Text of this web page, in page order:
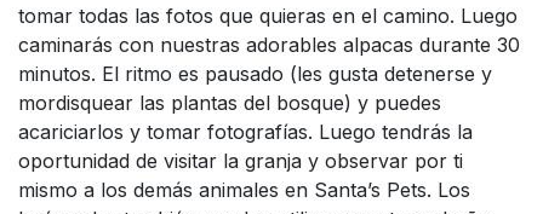
tomar todas las fotos que quieras en el camino. Luego
caminarás con nuestras adorables alpacas durante 30
minutos. El ritmo es pausado (les gusta detenerse y
mordisquear las plantas del bosque) y puedes
acariciarlos y tomar fotografías. Luego tendrás la
oportunidad de visitar la granja y observar por ti
mismo a los demás animales en Santa’s Pets. Los